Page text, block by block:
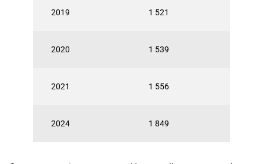
2019 1 521
2020 1 539
2021 1 556
2024 1 849